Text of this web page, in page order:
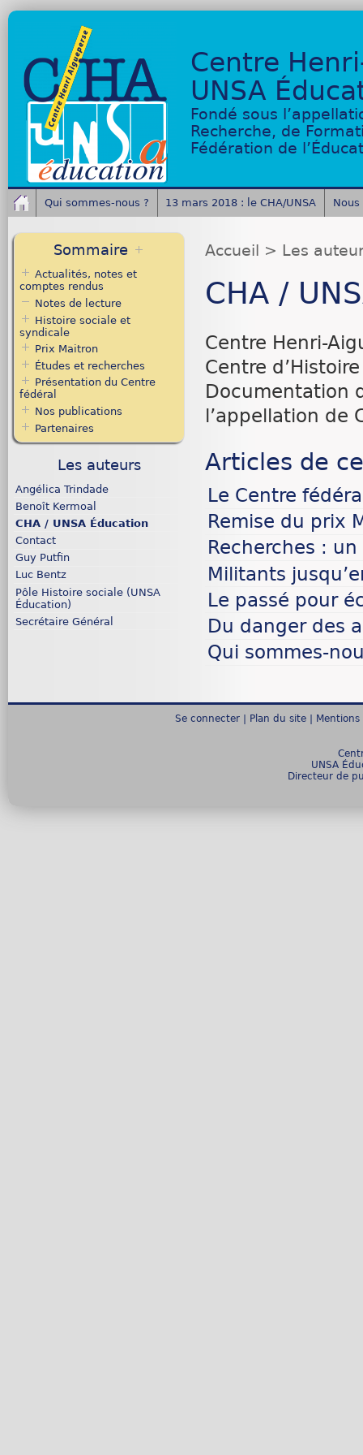
Centre
UNSA
Fondé sous
Recherche, de
Fédération de
Qui sommes-nous ? 13 mars 2018 : le CHA/UNSA
Accueil > Les
CHA /
Centre Henri-
Centre
Documentation
l’appellation de
Articles de
Le Centre
Remise du prix
Recherches :
Militants
Le passé pour
Du danger des
Qui sommes-
Sommaire
Actualités, notes et
comptes rendus
Notes de lecture
Histoire sociale et
syndicale
Prix Maitron
Études et recherches
Présentation du Centre
fédéral
Nos publications
Partenaires
Les auteurs
Angélica Trindade
Benoît Kermoal
CHA / UNSA Éducation
Contact
Guy Putfin
Luc Bentz
Pôle Histoire sociale (UNSA
Éducation)
Secrétaire Général
Se connecter | Plan du site | Mentions
UNSA
Directeur de